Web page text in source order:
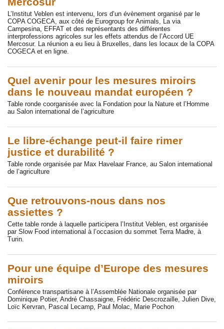
L’Institut Veblen est intervenu, lors d’un évènement organisé par le
COPA COGECA, aux côté de Eurogroup for Animals, La via
Campesina, EFFAT et des représentants des différentes
interprofessions agricoles sur les effets attendus de l’Accord UE
Mercosur. La réunion a eu lieu à Bruxelles, dans les locaux de la COPA
COGECA et en ligne.
Quel avenir pour les mesures miroirs
dans le nouveau mandat européen ?
Table ronde coorganisée avec la Fondation pour la Nature et l’Homme
au Salon international de l’agriculture
Le libre-échange peut-il faire rimer
justice et durabilité ?
Table ronde organisée par Max Havelaar France, au Salon international
de l’agriculture
Que retrouvons-nous dans nos
assiettes ?
Cette table ronde à laquelle participera l’Institut Veblen, est organisée
par Slow Food international à l’occasion du sommet Terra Madre, à
Turin.
Pour une équipe d’Europe des mesures
miroirs
Conférence transpartisane à l’Assemblée Nationale organisée par
Dominique Potier, André Chassaigne, Frédéric Descrozaille, Julien Dive,
Loïc Kervran, Pascal Lecamp, Paul Molac, Marie Pochon